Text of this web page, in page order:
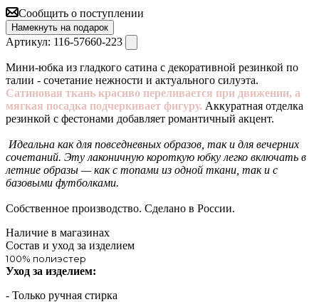
Сообщить о поступлении
Намекнуть на подарок
Артикул: 116-57660-223
Мини-юбка из гладкого сатина с декоративной резинкой по
талии - сочетание нежности и актуального силуэта.
Сатиновая ткань красиво переливается при движении, а
мягкая посадка подчеркивает фигуру. Аккуратная отделка
резинкой с фестонами добавляет романтичный акцент.
Идеальна как для повседневных образов, так и для вечерних
сочетаний. Эту лаконичную короткую юбку легко включать в
летние образы — как с топами из одной ткани, так и с
базовыми футболками.
Собственное производство. Сделано в России.
Наличие в магазинах
Состав и уход за изделием
100% полиэстер
Уход за изделием:
- Только ручная стирка